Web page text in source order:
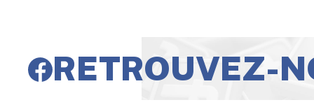
RETROUVEZ-